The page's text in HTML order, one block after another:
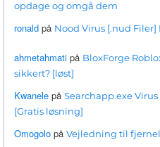
opdage og omgå dem
ronald på Nood Virus [.nud
ahmetahmati på BloxForge
sikkert? [løst]
Kwanele påSearchapp.exe
[Gratis løsning]
Omogolo påVejledning til